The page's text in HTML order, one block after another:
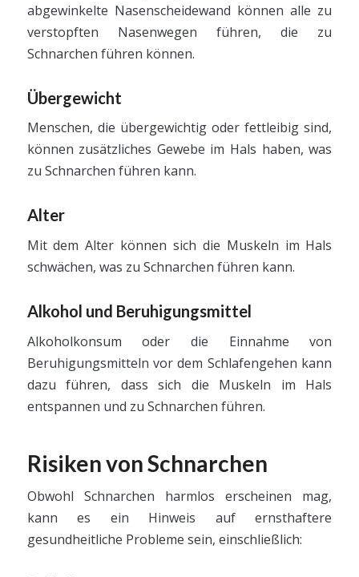
abgewinkelte Nasenscheidewand können alle zu
verstopften Nasenwegen führen, die zu
Schnarchen führen können.
Übergewicht
Menschen, die übergewichtig oder fettleibig sind,
können zusätzliches Gewebe im Hals haben, was
zu Schnarchen führen kann.
Alter
Mit dem Alter können sich die Muskeln im Hals
schwächen, was zu Schnarchen führen kann.
Alkohol und Beruhigungsmittel
Alkoholkonsum oder die Einnahme von
Beruhigungsmitteln vor dem Schlafengehen kann
dazu führen, dass sich die Muskeln im Hals
entspannen und zu Schnarchen führen.
Risiken von Schnarchen
Obwohl Schnarchen harmlos erscheinen mag,
kann es ein Hinweis auf ernsthaftere
gesundheitliche Probleme sein, einschließlich: